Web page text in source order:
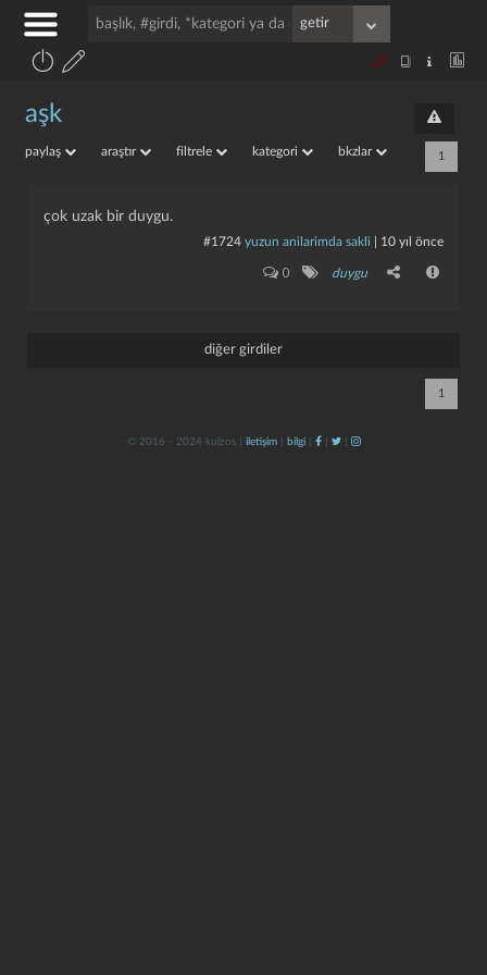
aşk
paylaş araştır filtrele kategori bkzlar 1
çok uzak bir duygu.
#1724 yuzun anilarimda sakli 10 yıl önce
0 duygu
diğer girdiler
1
© 2016 - 2024 kulzos | iletişim| bilgi| | |